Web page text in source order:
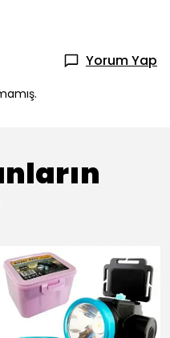
Yorum Yap